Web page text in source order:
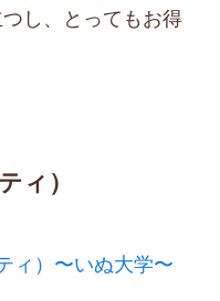
し、とってもお得
ィ）